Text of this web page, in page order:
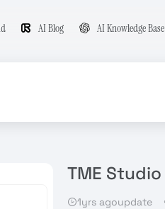
AI Blog AI Knowledge Base
TME Studio
1yrs agoupdate